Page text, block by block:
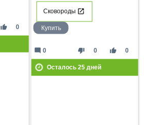
thumb_up 0
Сковороды
Купить
thumb_down 0 thumb_up 0
mode_comment 0
Осталось 25дней